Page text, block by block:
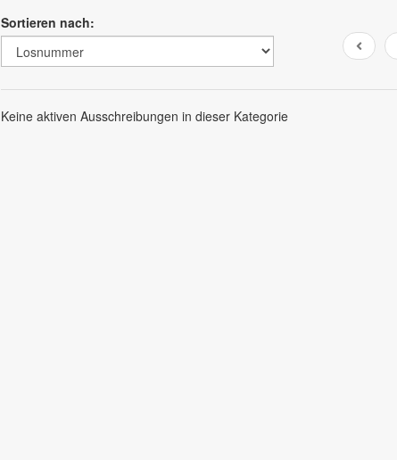
Sortieren nach:
Keine aktiven Ausschreibungen in dieser Kategorie